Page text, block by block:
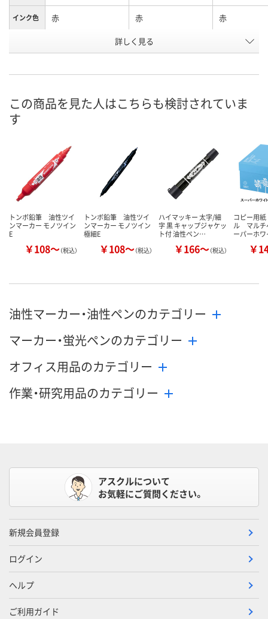
インク色 赤 赤 赤
312821
ません
詳しく見る
この商品を見た人はこちらも検討されていま
す
トンボ鉛筆 油性ツイ
ンマーカー モノツイン
E
￥108～（税込）
トンボ鉛筆 油性ツイ
ンマーカー モノツイン
極細E
￥108～（税込）
ハイマッキー 太字/細
字 黒 キャップジャケッ
ト付 油性ペン…
￥166～（税込）
コピー用
ル マルチ
ーパーホワ
￥
油性マーカー・油性ペンのカテゴリー
マーカー・蛍光ペンのカテゴリー
オフィス用品のカテゴリー
作業・研究用品のカテゴリー
アスクルについて
お気軽にご質問ください。
新規会員登録
ログイン
ヘルプ
ご利用ガイド